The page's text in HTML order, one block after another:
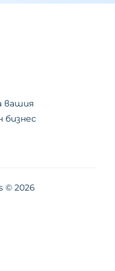
вашия
бизнес
©2026